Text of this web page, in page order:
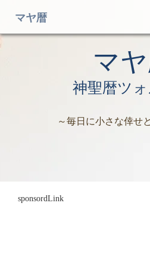
マヤ暦
マ
神聖暦ツ
～毎日に小さな倖せ
sponsordLink